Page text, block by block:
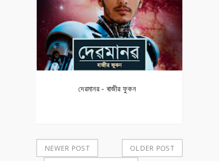
দেৱমানৱ - ৰাজীৱ ফুকন
NEWER POST
OLDER POST